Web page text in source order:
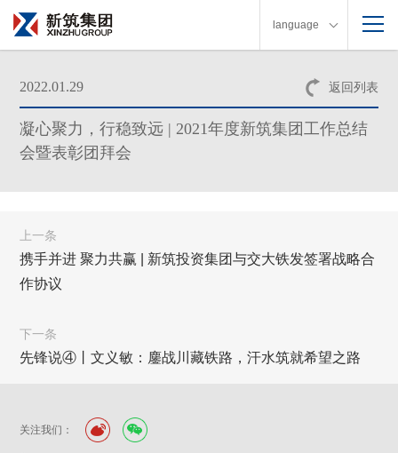
language
返回列表
2022.01.29
凝心聚力，行稳致远 | 2021年度新筑集团工作总结
会暨表彰团拜会
上一条
携手并进 聚力共赢 | 新筑投资集团与交大铁发签署战略合
作协议
下一条
先锋说④丨文义敏：鏖战川藏铁路，汗水筑就希望之路
关注我们：